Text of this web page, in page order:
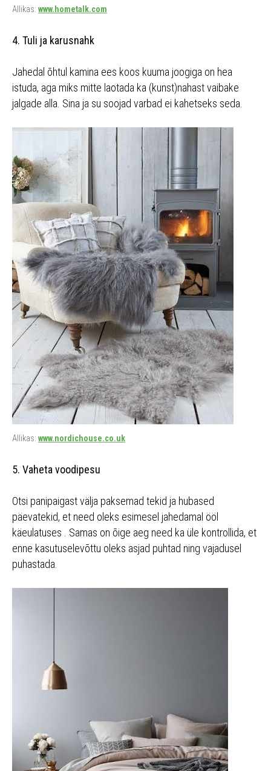
Allikas: www.hometalk.com
4. Tuli ja karusnahk
Jahedal õhtul kamina ees koos kuuma joogiga on hea
istuda, aga miks mitte laotada ka (kunst)nahast vaibake
jalgade alla. Sina ja su soojad varbad ei kahetseks seda.
Allikas: www.nordichouse.co.uk
5. Vaheta voodipesu
Otsi panipaigast välja paksemad tekid ja hubased
päevatekid, et need oleks esimesel jahedamal ööl
käeulatuses . Samas on õige aeg need ka üle kontrollida, et
enne kasutuselevõttu oleks asjad puhtad ning vajadusel
puhastada.